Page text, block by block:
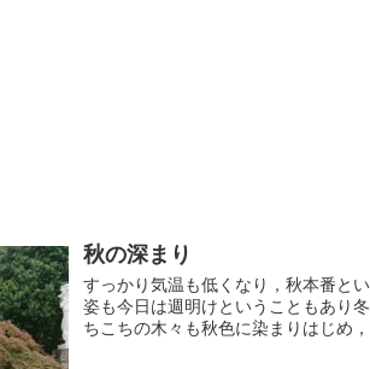
秋の深まり
すっかり気温も低くなり，秋本番と
姿も今日は週明けということもあり
ちこちの木々も秋色に染まりはじめ，